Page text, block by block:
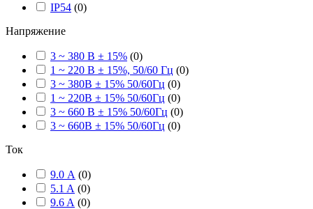
IP54 (0)
Напряжение
3 ~ 380 В ± 15% (0)
1 ~ 220 В ± 15%, 50/60 Гц (0)
3 ~ 380В ± 15% 50/60Гц (0)
1 ~ 220В ± 15% 50/60Гц (0)
3 ~ 660 В ± 15% 50/60Гц (0)
3 ~ 660В ± 15% 50/60Гц (0)
Ток
9.0 А (0)
5.1 A (0)
9.6 A (0)